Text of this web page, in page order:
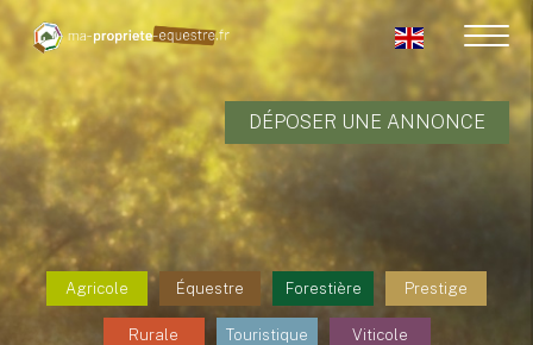
DÉPOSER UNE ANNONCE
Agricole Équestre Forestière Prestige
Rurale Touristique Viticole